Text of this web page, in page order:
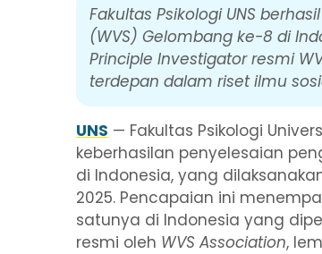
Fakultas Psikologi UNS
(WVS) Gelombang ke-8 di
Principle Investigator resmi
terdepan dalam riset ilmu
UNS — Fakultas Psikologi
keberhasilan penyelesaian
di Indonesia, yang
2025. Pencapaian ini
satunya di Indonesia yang
resmi oleh WVS Association,